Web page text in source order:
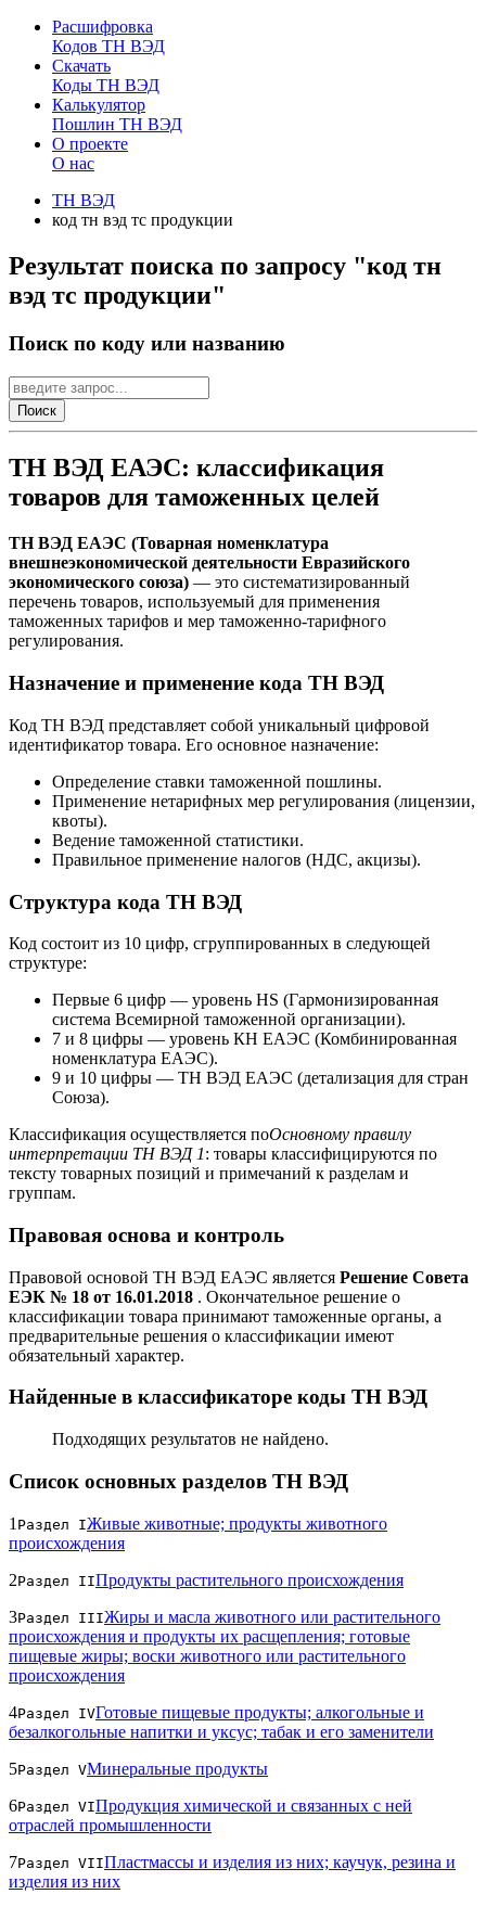
Расшифровка
Кодов ТН ВЭД
Скачать
Коды ТН ВЭД
Калькулятор
Пошлин ТН ВЭД
О проекте
О нас
ТН ВЭД
код тн вэд тс продукции
Результат поиска по запросу "код тн
вэд тс продукции"
Поиск по коду или названию
Поиск
ТН ВЭД ЕАЭС: классификация
товаров для таможенных целей
ТН ВЭД ЕАЭС (Товарная номенклатура
внешнеэкономической деятельности Евразийского
экономического союза) — это систематизированный
перечень товаров, используемый для применения
таможенных тарифов и мер таможенно-тарифного
регулирования.
Назначение и применение кода ТН ВЭД
Код ТН ВЭД представляет собой уникальный цифровой
идентификатор товара. Его основное назначение:
Определение ставки таможенной пошлины.
Применение нетарифных мер регулирования (лицензии,
квоты).
Ведение таможенной статистики.
Правильное применение налогов (НДС, акцизы).
Структура кода ТН ВЭД
Код состоит из 10 цифр, сгруппированных в следующей
структуре:
Первые 6 цифр — уровень HS (Гармонизированная
система Всемирной таможенной организации).
7 и 8 цифры — уровень КН ЕАЭС (Комбинированная
номенклатура ЕАЭС).
9 и 10 цифры — ТН ВЭД ЕАЭС (детализация для стран
Союза).
Классификация осуществляется поОсновному правилу
интерпретации ТН ВЭД 1: товары классифицируются по
тексту товарных позиций и примечаний к разделам и
группам.
Правовая основа и контроль
Правовой основой ТН ВЭД ЕАЭС является Решение Совета
ЕЭК № 18 от 16.01.2018 . Окончательное решение о
классификации товара принимают таможенные органы, а
предварительные решения о классификации имеют
обязательный характер.
Найденные в классификаторе коды ТН ВЭД
Подходящих результатов не найдено.
Список основных разделов ТН ВЭД
1 Раздел IЖивые животные; продукты животного
происхождения
2Раздел IIПродукты растительного происхождения
3Раздел IIIЖиры и масла животного или растительного
происхождения и продукты их расщепления; готовые
пищевые жиры; воски животного или растительного
происхождения
4Раздел IVГотовые пищевые продукты; алкогольные и
безалкогольные напитки и уксус; табак и его заменители
5Раздел VМинеральные продукты
6Раздел VIПродукция химической и связанных с ней
отраслей промышленности
7Раздел VIIПластмассы и изделия из них; каучук, резина и
изделия из них